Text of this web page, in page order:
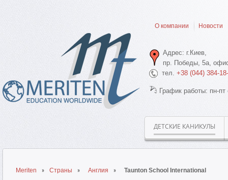
О компании Новости
Адрес: г.Киев,
пр. Победы, 5а,
тел. +38 (044) 384-
График работы: пн-
ДЕТСКИЕ КАНИКУЛЫ
Meriten Страны Англия Taunton School International